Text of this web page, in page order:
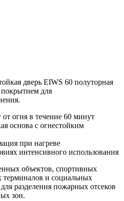
дверь EIWS 60 полуторная
для
огня в течение 60 минут
основа с огнестойким
при нагреве
интенсивного использования
объектов, спортивных
и социальных
разделения пожарных отсеков
зон.